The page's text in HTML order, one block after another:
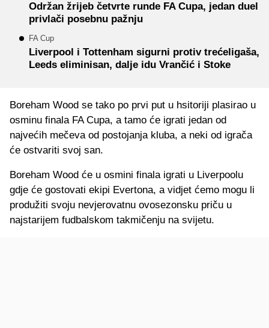
Održan žrijeb četvrte runde FA Cupa, jedan duel
privlači posebnu pažnju
FA Cup
Liverpool i Tottenham sigurni protiv trećeligaša,
Leeds eliminisan, dalje idu Vrančić i Stoke
Boreham Wood se tako po prvi put u hsitoriji plasirao u
osminu finala FA Cupa, a tamo će igrati jedan od
najvećih mečeva od postojanja kluba, a neki od igrača
će ostvariti svoj san.
Boreham Wood će u osmini finala igrati u Liverpoolu
gdje će gostovati ekipi Evertona, a vidjet ćemo mogu li
produžiti svoju nevjerovatnu ovosezonsku priču u
najstarijem fudbalskom takmičenju na svijetu.